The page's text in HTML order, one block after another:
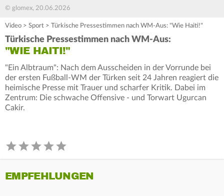
© glomex, 20.06.2026
Video > Sport > Türkische Pressestimmen nach WM-Aus: "Wie Haiti!"
Türkische Pressestimmen nach WM-Aus:
"WIE HAITI!"
"Ein Albtraum": Nach dem Ausscheiden in der Vorrunde bei
der ersten Fußball-WM der Türken seit 24 Jahren reagiert die
heimische Presse mit Trauer und scharfer Kritik. Dabei im
Zentrum: Die schwache Offensive - und Torwart Ugurcan
Cakir.
EMPFEHLUNGEN